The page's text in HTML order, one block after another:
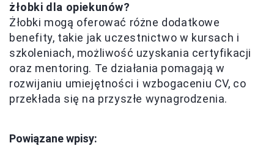
żłobki dla opiekunów?
Żłobki mogą oferować różne dodatkowe
benefity, takie jak uczestnictwo w kursach i
szkoleniach, możliwość uzyskania certyfikacji
oraz mentoring. Te działania pomagają w
rozwijaniu umiejętności i wzbogaceniu CV, co
przekłada się na przyszłe wynagrodzenia.
Powiązane wpisy: